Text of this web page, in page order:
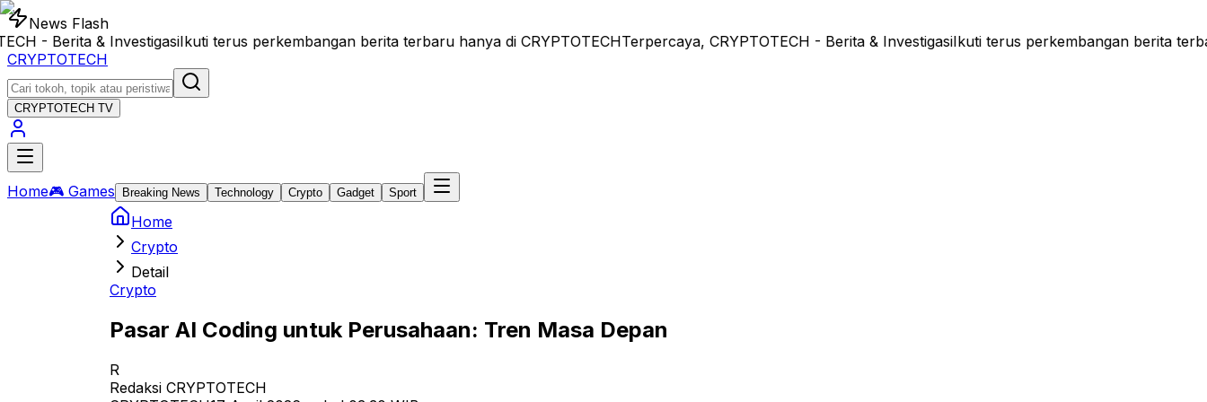
News Flash
- Berita & InvestigasiIkuti terus perkembangan berita terbaru hanya di CRYPTOTECHTerpercaya, CRYPTOTECH - Berita & InvestigasiIkuti terus perkembangan berita
CRYPTOTECH
CRYPTOTECH TV
Home🎮 Games Breaking News Technology Crypto Gadget Sport
Home
Crypto
Detail
Crypto
Pasar AI Coding untuk Perusahaan: Tren Masa Depan
R
Redaksi CRYPTOTECH